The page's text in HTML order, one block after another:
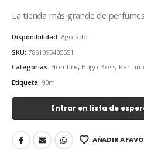
La tienda más grande de
Disponibilidad: Agotado
SKU: 7861095405551
Categorías: Hombre, Hugo Boss,
Etiqueta: 90ml
Entrar en lista de
AÑADIR A